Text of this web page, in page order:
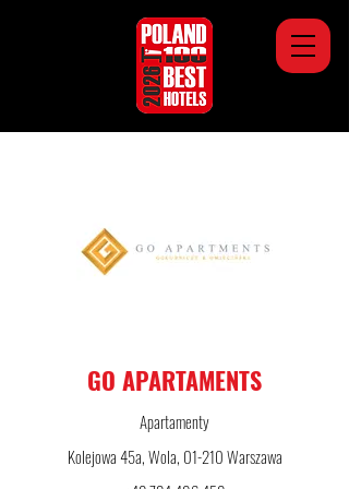
GO APARTAMENTS
Apartamenty
Kolejowa 45a, Wola, 01-210 Warszawa